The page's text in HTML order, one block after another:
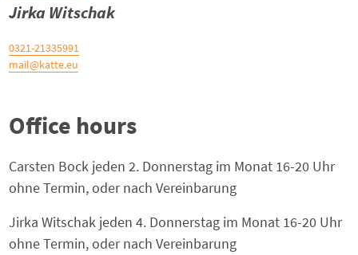
Jirka Witschak
0321-21335991
mail@katte.eu
Office hours
Carsten Bock jeden 2. Donnerstag im Monat 16-20 Uhr
ohne Termin, oder nach Vereinbarung
Jirka Witschak jeden 4. Donnerstag im Monat 16-20 Uhr
ohne Termin, oder nach Vereinbarung